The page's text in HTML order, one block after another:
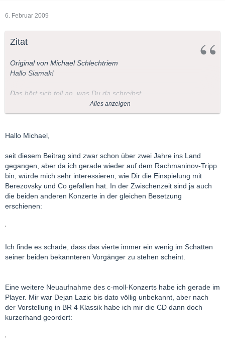
6. Februar 2009
Zitat
Original von Michael Schlechtriem
Hallo Siamak!
Das hört sich toll an, was Du da schreibst.
Diese CD werde ich mir auf diese Empfehlung in jedem Falle
kaufen!
langsam genommen....
accelerando und in tempo steht, wo die meisten Interpreten
langsamer werden und den Höhepunkt kaputtwalzen.
Mein bisheriger Favorit für das dritte war deshalb immer Earl
Wild unter Horenstein, das zweite seit Jahrzehnten die Katchen-
Solti , aber diese von Dir empfohlene CD werde ich gleich jetzt
Alles anzeigen
Hallo Michael,
seit diesem Beitrag sind zwar schon über zwei Jahre ins Land
gegangen, aber da ich gerade wieder auf dem Rachmaninov-Tripp
bin, würde mich sehr interessieren, wie Dir die Einspielung mit
Berezovsky und Co gefallen hat. In der Zwischenzeit sind ja auch
die beiden anderen Konzerte in der gleichen Besetzung
erschienen:
Ich finde es schade, dass das vierte immer ein wenig im Schatten
seiner beiden bekannteren Vorgänger zu stehen scheint.
Eine weitere Neuaufnahme des c-moll-Konzerts habe ich gerade im
Player. Mir war Dejan Lazic bis dato völlig unbekannt, aber nach
der Vorstellung in BR 4 Klassik habe ich mir die CD dann doch
kurzerhand geordert: